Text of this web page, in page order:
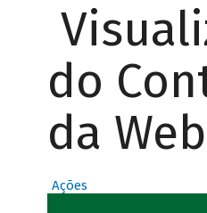
do
da Web
Ações